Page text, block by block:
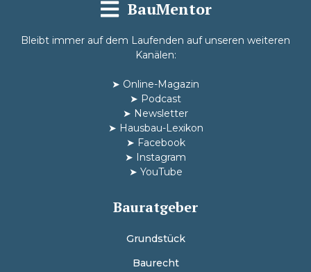
BauMentor
Bleibt immer auf dem Laufenden auf unseren weiteren
Kanälen:
➤ Online-Magazin
➤ Podcast
➤ Newsletter
➤ Hausbau-Lexikon
➤ Facebook
➤ Instagram
➤ YouTube
Bauratgeber
Grundstück
Baurecht